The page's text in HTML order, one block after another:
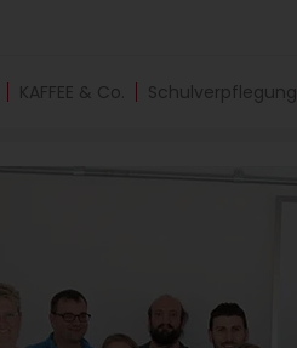
KAFFEE & Co. Schulverpflegung